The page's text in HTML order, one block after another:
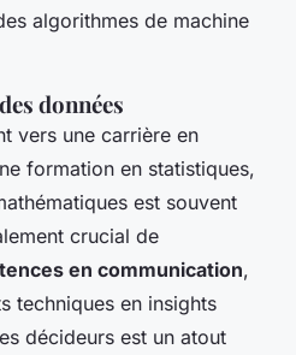
algorithmes de machine
données
vers une carrière en
formation en statistiques,
est souvent
crucial de
en communication,
techniques en insights
décideurs est un atout